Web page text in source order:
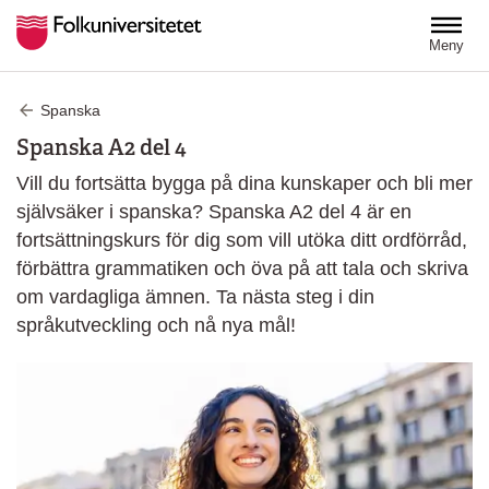
Meny
Spanska
Spanska A2 del 4
Vill du fortsätta bygga på dina kunskaper och bli mer
självsäker i spanska? Spanska A2 del 4 är en
fortsättningskurs för dig som vill utöka ditt ordförråd,
förbättra grammatiken och öva på att tala och skriva
om vardagliga ämnen. Ta nästa steg i din
språkutveckling och nå nya mål!